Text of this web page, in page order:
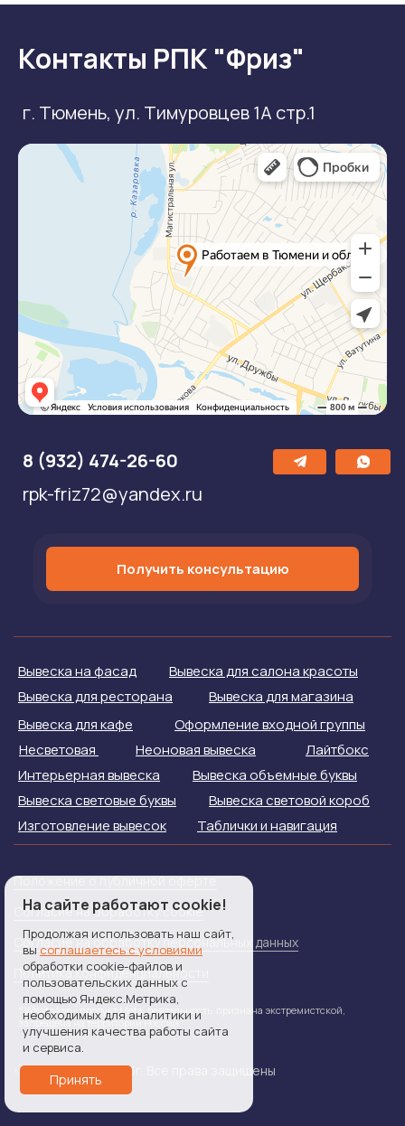
Контакты РПК "Фриз"
г. Тюмень, ул. Тимуровцев 1А стр.1
8 (932) 474-26-60
rpk-friz72@yandex.ru
Получить консультацию
Вывеска на фасад
Вывеска для салона красоты
Вывеска для ресторана
Вывеска для магазина
Вывеска для кафе
Оформление входной группы
Несветовая
Неоновая вывеска
Лайтбокс
Интерьерная вывеска
Вывеска объемные буквы
Вывеска световые буквы
Вывеска световой короб
Изготовление вывесок
Таблички и навигация
Положение о публичной оферте
Согласие на обработку cookie
Согласие на обработку персональных данных
Политика конфиденциальности
* WhatsApp - продукт Meta, деятельность признана экстремистской,
запрещена на территории России
РПК "Фриз" 2025г. Все права защищены
На сайте работают cookie!
Продолжая использовать наш сайт,
вы соглашаетесь с условиями
обработки cookie-файлов и
пользовательских данных с
помощью Яндекс.Метрика,
необходимых для аналитики и
улучшения качества работы сайта
и сервиса.
Принять